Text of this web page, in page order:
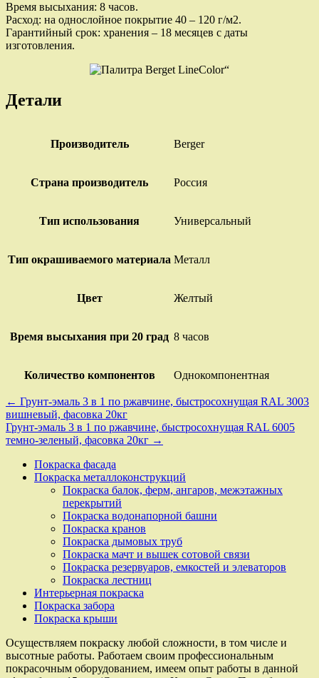
Время высыхания: 8 часов.
Расход: на однослойное покрытие 40 – 120 г/м2.
Гарантийный срок: хранения – 18 месяцев с даты
изготовления.
“
Детали
Производитель Berger
Страна производитель Россия
Тип использования Универсальный
Тип окрашиваемого материала Металл
Цвет Желтый
Время высыхания при 20 град 8 часов
Количество компонентов Однокомпонентная
Навигация
по
записям
← Грунт-эмаль 3 в 1 по ржавчине, быстросохнущая RAL 3003
вишневый, фасовка 20кг
Грунт-эмаль 3 в 1 по ржавчине, быстросохнущая RAL 6005
темно-зеленый, фасовка 20кг →
Покраска фасада
Покраска металлоконструкций
Покраска балок, ферм, ангаров, межэтажных
перекрытий
Покраска водонапорной башни
Покраска кранов
Покраска дымовых труб
Покраска мачт и вышек сотовой связи
Покраска резервуаров, емкостей и элеваторов
Покраска лестниц
Интерьерная покраска
Покраска забора
Покраска крыши
Осуществляем покраску любой сложности, в том числе и
высотные работы. Работаем своим профессиональным
покрасочным оборудованием, имеем опыт работы в данной